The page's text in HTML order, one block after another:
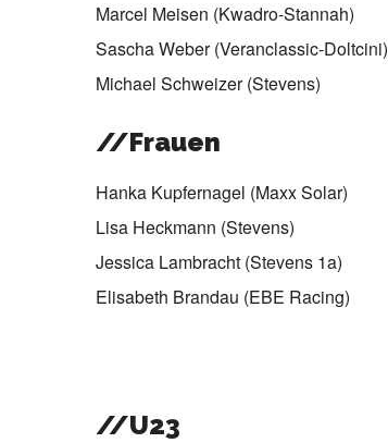
Marcel Meisen (Kwadro-Stannah)
Sascha Weber (Veranclassic-Doltcini)
Michael Schweizer (Stevens)
//Frauen
Hanka Kupfernagel (Maxx Solar)
Lisa Heckmann (Stevens)
Jessica Lambracht (Stevens 1a)
Elisabeth Brandau (EBE Racing)
//U23